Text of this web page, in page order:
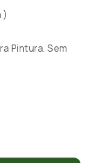
)
Pintura. Sem